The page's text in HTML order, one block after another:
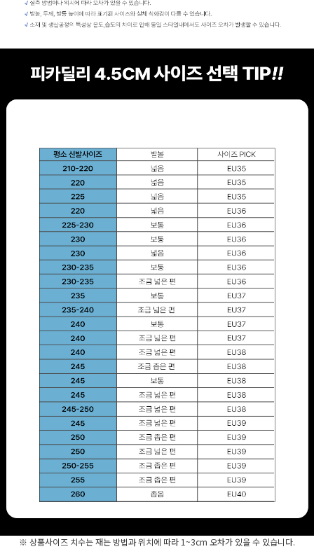
※ 상품사이즈 치수는 재는 방법과 위치에 따라 1~3cm 오차가 있을 수 있습니다.